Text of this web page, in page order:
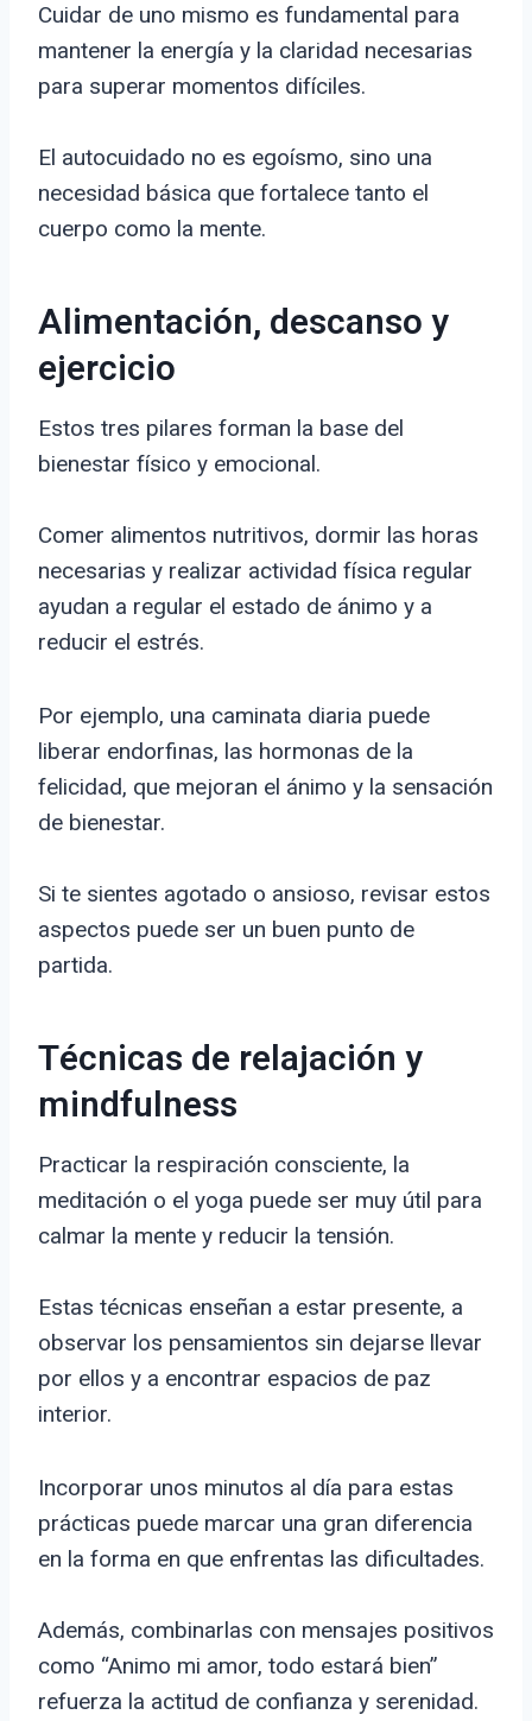
Cuidar de uno mismo es fundamental para
mantener la energía y la claridad necesarias
para superar momentos difíciles.
El autocuidado no es egoísmo, sino una
necesidad básica que fortalece tanto el
cuerpo como la mente.
Alimentación, descanso y
ejercicio
Estos tres pilares forman la base del
bienestar físico y emocional.
Comer alimentos nutritivos, dormir las horas
necesarias y realizar actividad física regular
ayudan a regular el estado de ánimo y a
reducir el estrés.
Por ejemplo, una caminata diaria puede
liberar endorfinas, las hormonas de la
felicidad, que mejoran el ánimo y la sensación
de bienestar.
Si te sientes agotado o ansioso, revisar estos
aspectos puede ser un buen punto de
partida.
Técnicas de relajación y
mindfulness
Practicar la respiración consciente, la
meditación o el yoga puede ser muy útil para
calmar la mente y reducir la tensión.
Estas técnicas enseñan a estar presente, a
observar los pensamientos sin dejarse llevar
por ellos y a encontrar espacios de paz
interior.
Incorporar unos minutos al día para estas
prácticas puede marcar una gran diferencia
en la forma en que enfrentas las dificultades.
Además, combinarlas con mensajes positivos
como “Animo mi amor, todo estará bien”
refuerza la actitud de confianza y serenidad.